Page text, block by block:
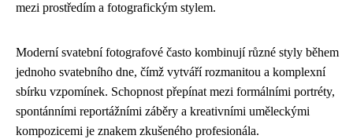
mezi prostředím a fotografickým stylem.
Moderní svatební fotografové často kombinují různé styly během
jednoho svatebního dne, čímž vytváří rozmanitou a komplexní
sbírku vzpomínek. Schopnost přepínat mezi formálními portréty,
spontánními reportážními záběry a kreativními uměleckými
kompozicemi je znakem zkušeného profesionála.